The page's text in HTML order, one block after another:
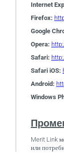
Internet
Firefox:
Google
Opera:
Safari:
Safari iOS:
Android:
Windows
Merit Link
или